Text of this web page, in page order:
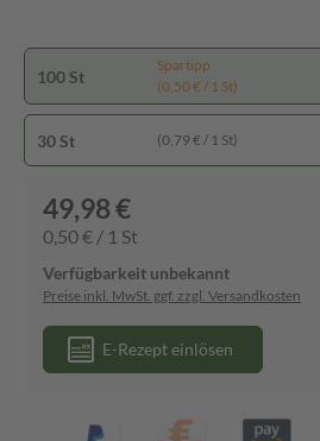
100 St
Spartipp
(0,50 € / 1 St)
30 St (0,79 € / 1 St)
49,98 €
0,50 € / 1 St
Verfügbarkeit unbekannt
Preise inkl. MwSt. ggf. zzgl. Versandkosten
E-Rezept einlösen